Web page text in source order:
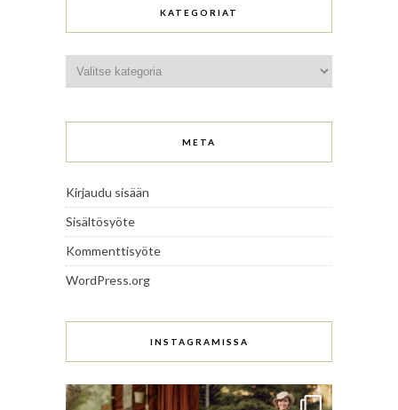
KATEGORIAT
META
Kirjaudu sisään
Sisältösyöte
Kommenttisyöte
WordPress.org
INSTAGRAMISSA